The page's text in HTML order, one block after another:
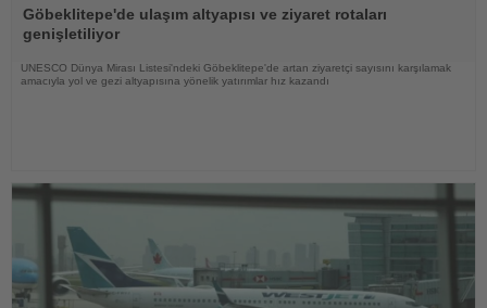
Oku
Göbeklitepe'de ulaşım altyapısı ve ziyaret rotaları
genişletiliyor
UNESCO Dünya Mirası Listesi'ndeki Göbeklitepe'de artan ziyaretçi sayısını karşılamak
amacıyla yol ve gezi altyapısına yönelik yatırımlar hız kazandı